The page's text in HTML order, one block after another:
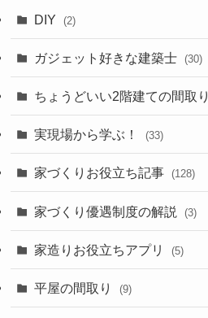
DIY (2)
ガジェット好きな建築士 (30)
ちょうどいい2階建ての間取り
実現場から学ぶ！ (33)
家づくりお役立ち記事 (128)
家づくり優遇制度の解説 (3)
家造りお役立ちアプリ (5)
平屋の間取り (9)